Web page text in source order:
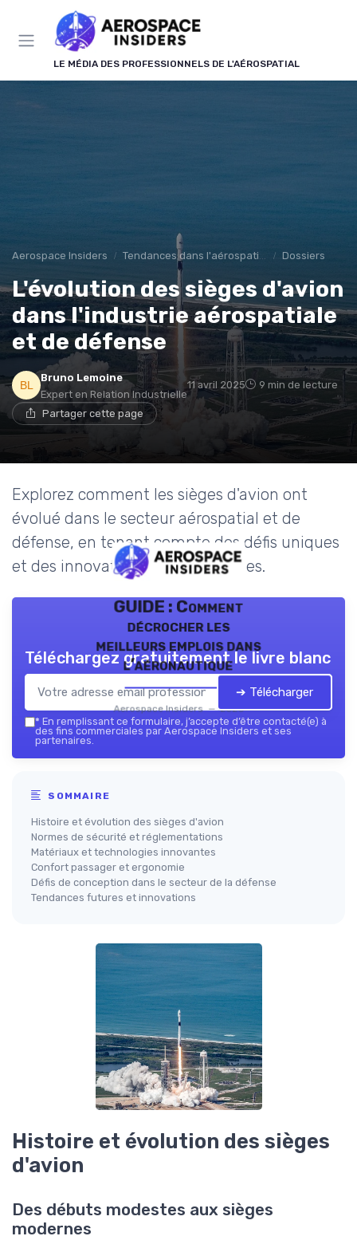
LE MÉDIA DES PROFESSIONNELS DE L'AÉROSPATIAL
Aerospace Insiders Tendances dans l'aérospatial Dossiers
L'évolution des sièges d'avion
dans l'industrie aérospatiale
et de défense
Bruno Lemoine
Expert en Relation Industrielle
11 avril 2025 9 min de lecture
Partager cette page
Explorez comment les sièges d'avion ont
évolué dans le secteur aérospatial et de
défense, en tenant compte des défis uniques
et des innovations technologiques.
GUIDE : Comment
décrocher les
meilleurs emplois dans
l’aéronautique
Aerospace Insiders — 2026
Téléchargez gratuitement le livre blanc
➔ Télécharger
* En remplissant ce formulaire, j’accepte d’être contacté(e) à
des fins commerciales par Aerospace Insiders et ses
partenaires.
SOMMAIRE
Histoire et évolution des sièges d'avion
Normes de sécurité et réglementations
Matériaux et technologies innovantes
Confort passager et ergonomie
Défis de conception dans le secteur de la défense
Tendances futures et innovations
Histoire et évolution des sièges
d'avion
Des débuts modestes aux sièges
modernes
Panneau de gestion des cookies